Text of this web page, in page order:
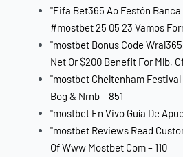
"Fifa Bet365 Ao Festón
#mostbet 25 05 23 Vamos
"mostbet Bonus Code
Net Or $200 Benefit For Mlb,
"mostbet Cheltenham
Bog & Nrnb – 851
"mostbet En Vivo Guía De
"mostbet Reviews Read
Of Www Mostbet Com – 110